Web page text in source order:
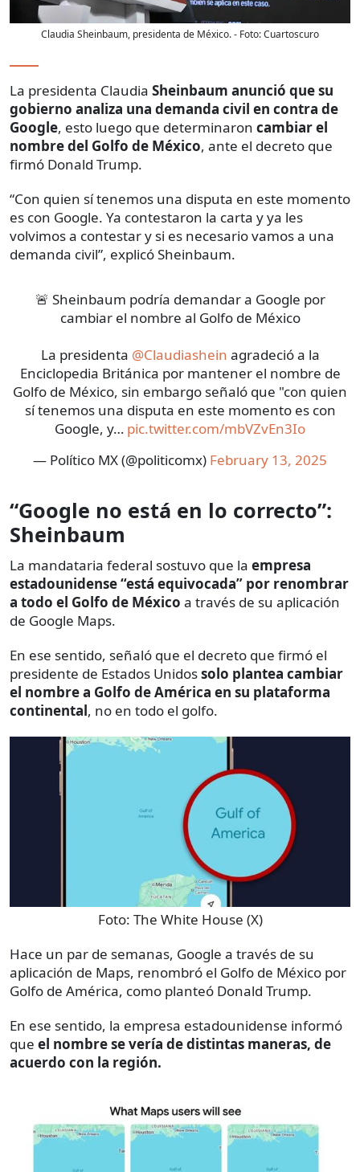
Claudia Sheinbaum, presidenta de México.- Foto:Cuartoscuro
La presidenta Claudia Sheinbaum anunció que su
gobierno analiza una demanda civil en contra de
Google, esto luego que determinaron cambiar el
nombre del Golfo de México, ante el decreto que
firmó Donald Trump.
“Con quien sí tenemos una disputa en este momento
es con Google. Ya contestaron la carta y ya les
volvimos a contestar y si es necesario vamos a una
demanda civil”, explicó Sheinbaum.
🚨 Sheinbaum podría demandar a Google por
cambiar el nombre al Golfo de México
La presidenta @Claudiashein agradeció a la
Enciclopedia Británica por mantener el nombre de
Golfo de México, sin embargo señaló que "con quien
sí tenemos una disputa en este momento es con
Google, y… pic.twitter.com/mbVZvEn3Io
— Político MX (@politicomx) February 13, 2025
“Google no está en lo correcto”:
Sheinbaum
La mandataria federal sostuvo que la empresa
estadounidense “está equivocada” por renombrar
a todo el Golfo de México a través de su aplicación
de Google Maps.
En ese sentido, señaló que el decreto que firmó el
presidente de Estados Unidossolo plantea cambiar
el nombre a Golfo de América en su plataforma
continental, no en todo el golfo.
Foto: The White House (X)
Hace un par de semanas, Google a través de su
aplicación de Maps, renombró el Golfo de México por
Golfo de América, como planteó Donald Trump.
En ese sentido, la empresa estadounidense informó
que el nombre se vería de distintas maneras, de
acuerdo con la región.